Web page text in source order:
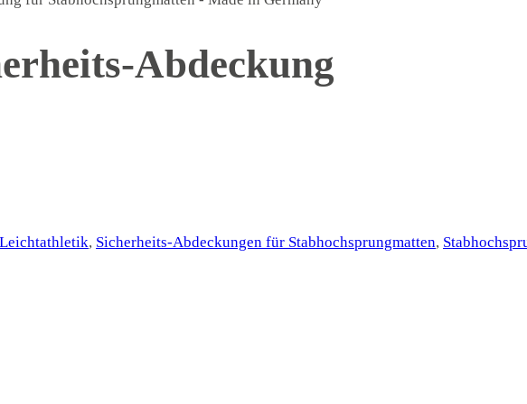
Abdeckung
Leichtathletik, Sicherheits-Abdeckungen für Stabhochsprungmatten,